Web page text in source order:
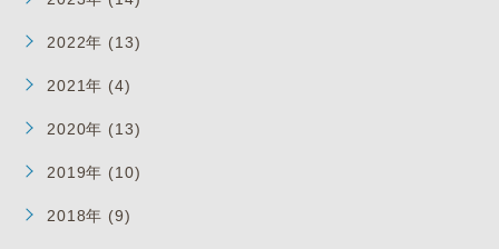
2022年 (13)
2021年 (4)
2020年 (13)
2019年 (10)
2018年 (9)